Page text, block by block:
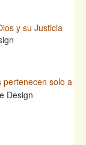
y su Justicia
pertenecen solo a